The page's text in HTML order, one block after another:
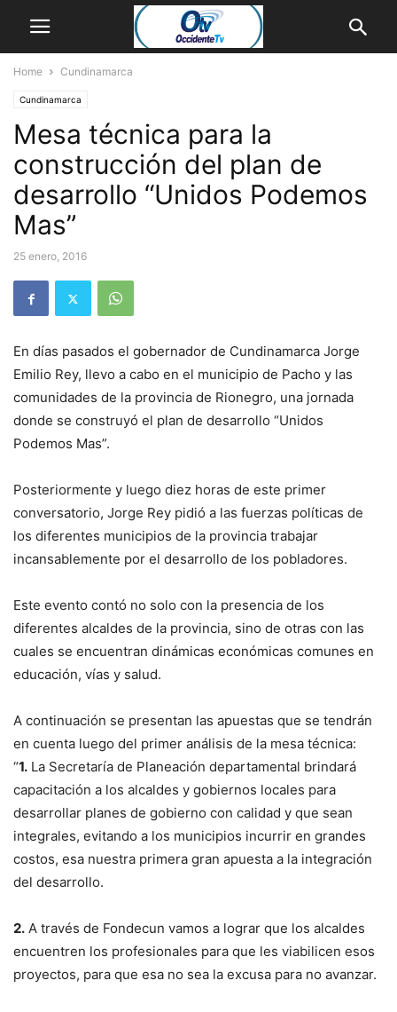
Home Cundinamarca
Cundinamarca
Mesa técnica para la
construcción del plan de
desarrollo “Unidos Podemos
Mas”
25 enero, 2016
En días pasados el gobernador de Cundinamarca Jorge
Emilio Rey, llevo a cabo en el municipio de Pacho y las
comunidades de la provincia de Rionegro, una jornada
donde se construyó el plan de desarrollo “Unidos
Podemos Mas”.
Posteriormente y luego diez horas de este primer
conversatorio, Jorge Rey pidió a las fuerzas políticas de
los diferentes municipios de la provincia trabajar
incansablemente por el desarrollo de los pobladores.
Este evento contó no solo con la presencia de los
diferentes alcaldes de la provincia, sino de otras con las
cuales se encuentran dinámicas económicas comunes en
educación, vías y salud.
A continuación se presentan las apuestas que se tendrán
en cuenta luego del primer análisis de la mesa técnica:
“1. La Secretaría de Planeación departamental brindará
capacitación a los alcaldes y gobiernos locales para
desarrollar planes de gobierno con calidad y que sean
integrales, evitando a los municipios incurrir en grandes
costos, esa nuestra primera gran apuesta a la integración
del desarrollo.
2. A través de Fondecun vamos a lograr que los alcaldes
encuentren los profesionales para que les viabilicen esos
proyectos, para que esa no sea la excusa para no avanzar.